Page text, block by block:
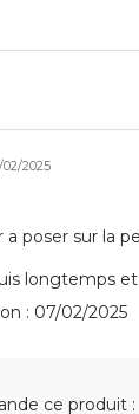
02/2025
poser sur la
longtemps et
: 07/02/2025
ce produit :